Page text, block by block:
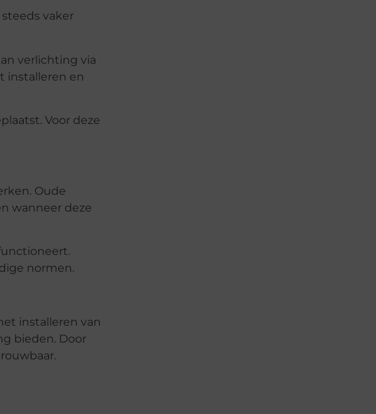
vaker
verlichting via
installeren en
Voor deze
Oude
wanneer deze
normen.
installeren van
bieden. Door